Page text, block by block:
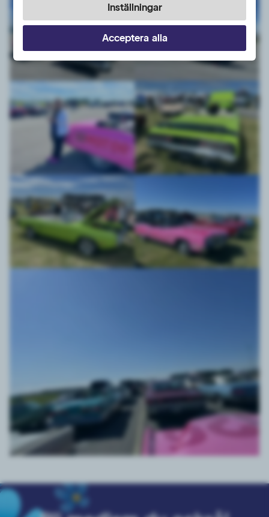
Inställningar
Acceptera alla